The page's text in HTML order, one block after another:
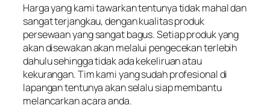
Harga yang kami tawarkan tentunya tidak mahal dan
sangat terjangkau, dengan kualitas produk
persewaan yang sangat bagus. Setiap produk yang
akan disewakan akan melalui pengecekan terlebih
dahulu sehingga tidak ada kekeliruan atau
kekurangan. Tim kami yang sudah profesional di
lapangan tentunya akan selalu siap membantu
melancarkan acara anda.